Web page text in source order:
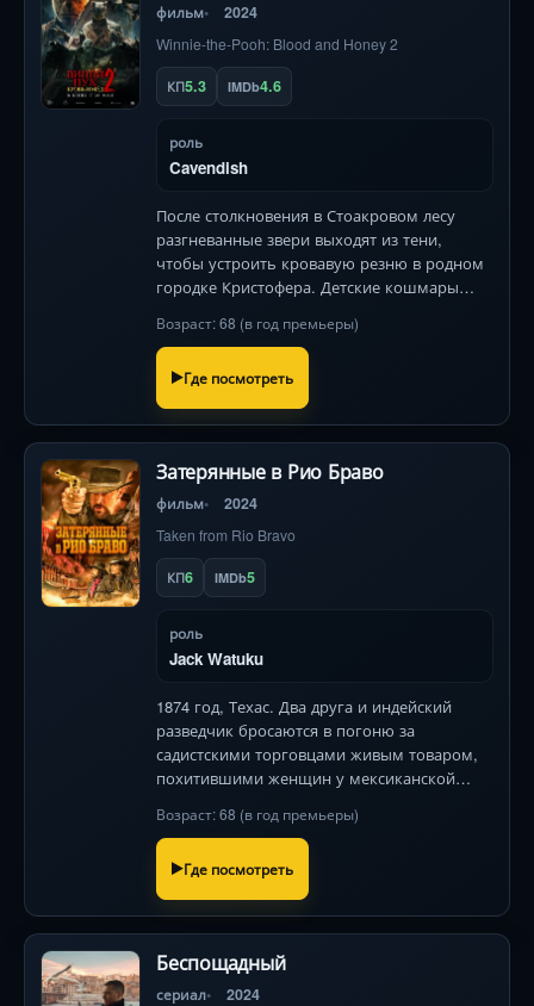
фильм 2024
Winnie-the-Pooh: Blood and Honey 2
КП5.3 IMDb4.6
роль
Cavendish
После столкновения в Стоакровом лесу
разгневанные звери выходят из тени,
чтобы устроить кровавую резню в родном
городке Кристофера. Детские кошмары
Возраст: 68 (в год премьеры)
Где посмотреть
Затерянные в Рио Браво
фильм 2024
Taken from Rio Bravo
КП6 IMDb5
роль
Jack Watuku
1874 год, Техас. Два друга и индейский
разведчик бросаются в погоню за
садистскими торговцами живым товаром,
похитившими женщин у мексиканской
кровавым кошмаром .
Возраст: 68 (в год премьеры)
Где посмотреть
Беспощадный
сериал 2024